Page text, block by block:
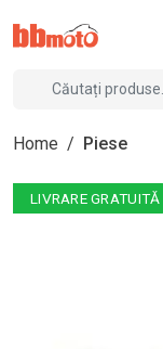
Home / Piese
LIVRARE GRATUITĂ